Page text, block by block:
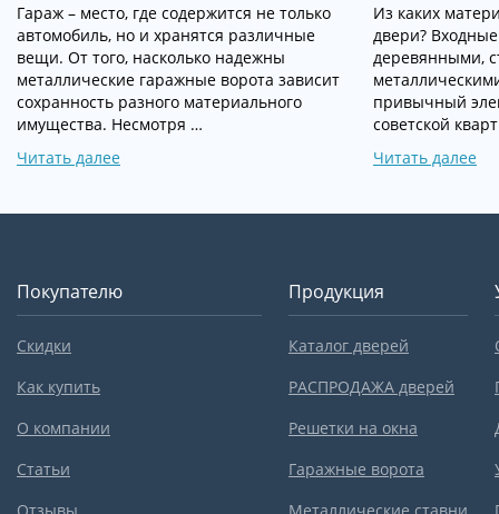
Гараж – место, где содержится не только
автомобиль, но и хранятся различные
вещи. От того, насколько надежны
металлические гаражные ворота зависит
сохранность разного материального
имущества. Несмотря …
Читать далее
Из каких
двери?
деревянными,
привычный
советской
Читать далее
Покупателю
Скидки
Как купить
О компании
Статьи
Продукция
Каталог дверей
РАСПРОДАЖА дверей
Решетки на окна
Гаражные ворота